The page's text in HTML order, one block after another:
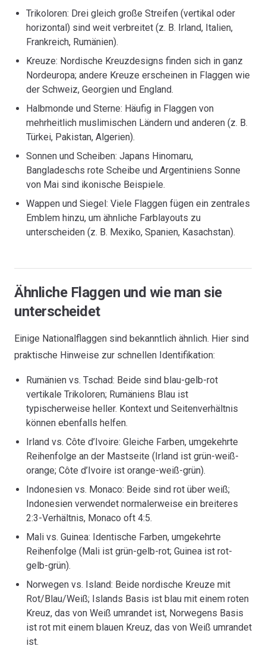
Trikoloren: Drei gleich große Streifen (vertikal oder
horizontal) sind weit verbreitet (z. B. Irland, Italien,
Frankreich, Rumänien).
Kreuze: Nordische Kreuzdesigns finden sich in ganz
Nordeuropa; andere Kreuze erscheinen in Flaggen wie
der Schweiz, Georgien und England.
Halbmonde und Sterne: Häufig in Flaggen von
mehrheitlich muslimischen Ländern und anderen (z. B.
Türkei, Pakistan, Algerien).
Sonnen und Scheiben: Japans Hinomaru,
Bangladeschs rote Scheibe und Argentiniens Sonne
von Mai sind ikonische Beispiele.
Wappen und Siegel: Viele Flaggen fügen ein zentrales
Emblem hinzu, um ähnliche Farblayouts zu
unterscheiden (z. B. Mexiko, Spanien, Kasachstan).
Ähnliche Flaggen und wie man sie
unterscheidet
Einige Nationalflaggen sind bekanntlich ähnlich. Hier sind
praktische Hinweise zur schnellen Identifikation:
Rumänien vs. Tschad: Beide sind blau-gelb-rot
vertikale Trikoloren; Rumäniens Blau ist
typischerweise heller. Kontext und Seitenverhältnis
können ebenfalls helfen.
Irland vs. Côte d’Ivoire: Gleiche Farben, umgekehrte
Reihenfolge an der Mastseite (Irland ist grün-weiß-
orange; Côte d’Ivoire ist orange-weiß-grün).
Indonesien vs. Monaco: Beide sind rot über weiß;
Indonesien verwendet normalerweise ein breiteres
2:3-Verhältnis, Monaco oft 4:5.
Mali vs. Guinea: Identische Farben, umgekehrte
Reihenfolge (Mali ist grün-gelb-rot; Guinea ist rot-
gelb-grün).
Norwegen vs. Island: Beide nordische Kreuze mit
Rot/Blau/Weiß; Islands Basis ist blau mit einem roten
Kreuz, das von Weiß umrandet ist, Norwegens Basis
ist rot mit einem blauen Kreuz, das von Weiß umrandet
ist.